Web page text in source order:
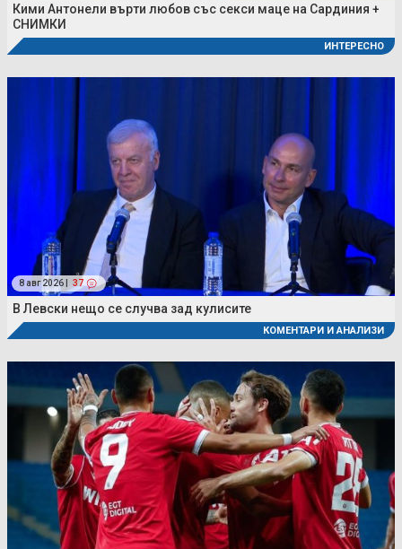
Кими Антонели върти любов със секси маце на Сардиния +
СНИМКИ
ИНТЕРЕСНО
8 авг 2026 | 37
В Левски нещо се случва зад кулисите
КОМЕНТАРИ И АНАЛИЗИ